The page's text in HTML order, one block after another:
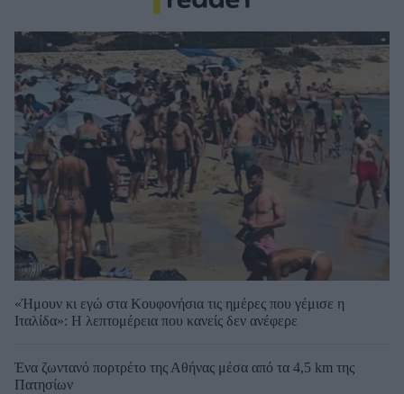
«Ήμουν κι εγώ στα Κουφονήσια τις ημέρες που γέμισε η
Ιταλίδα»: Η λεπτομέρεια που κανείς δεν ανέφερε
Ένα ζωντανό πορτρέτο της Αθήνας μέσα από τα 4,5 km της
Πατησίων